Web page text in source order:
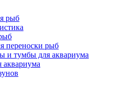
рыб
переноски рыб
и тумбы для аквариума